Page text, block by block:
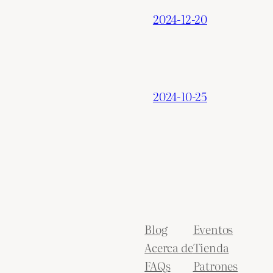
2024-12-20
2024-10-25
Blog
Acerca de
FAQs
Eventos
Tienda
Patrones